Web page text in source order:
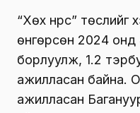
“Хөх нүүрс” төслийг
өнгөрсөн 2024 онд
борлуулж, 1.2
ажилласан байна.
ажилласан